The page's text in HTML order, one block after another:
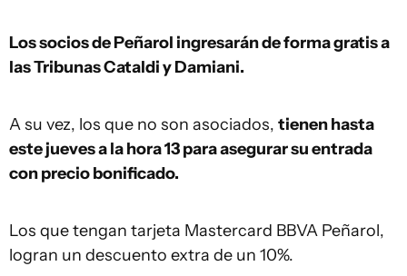
Los socios de Peñarol ingresarán de forma gratis a
las Tribunas Cataldi y Damiani.
A su vez, los que no son asociados, tienen hasta
este jueves a la hora 13 para asegurar su entrada
con precio bonificado.
Los que tengan tarjeta Mastercard BBVA Peñarol,
logran un descuento extra de un 10%.